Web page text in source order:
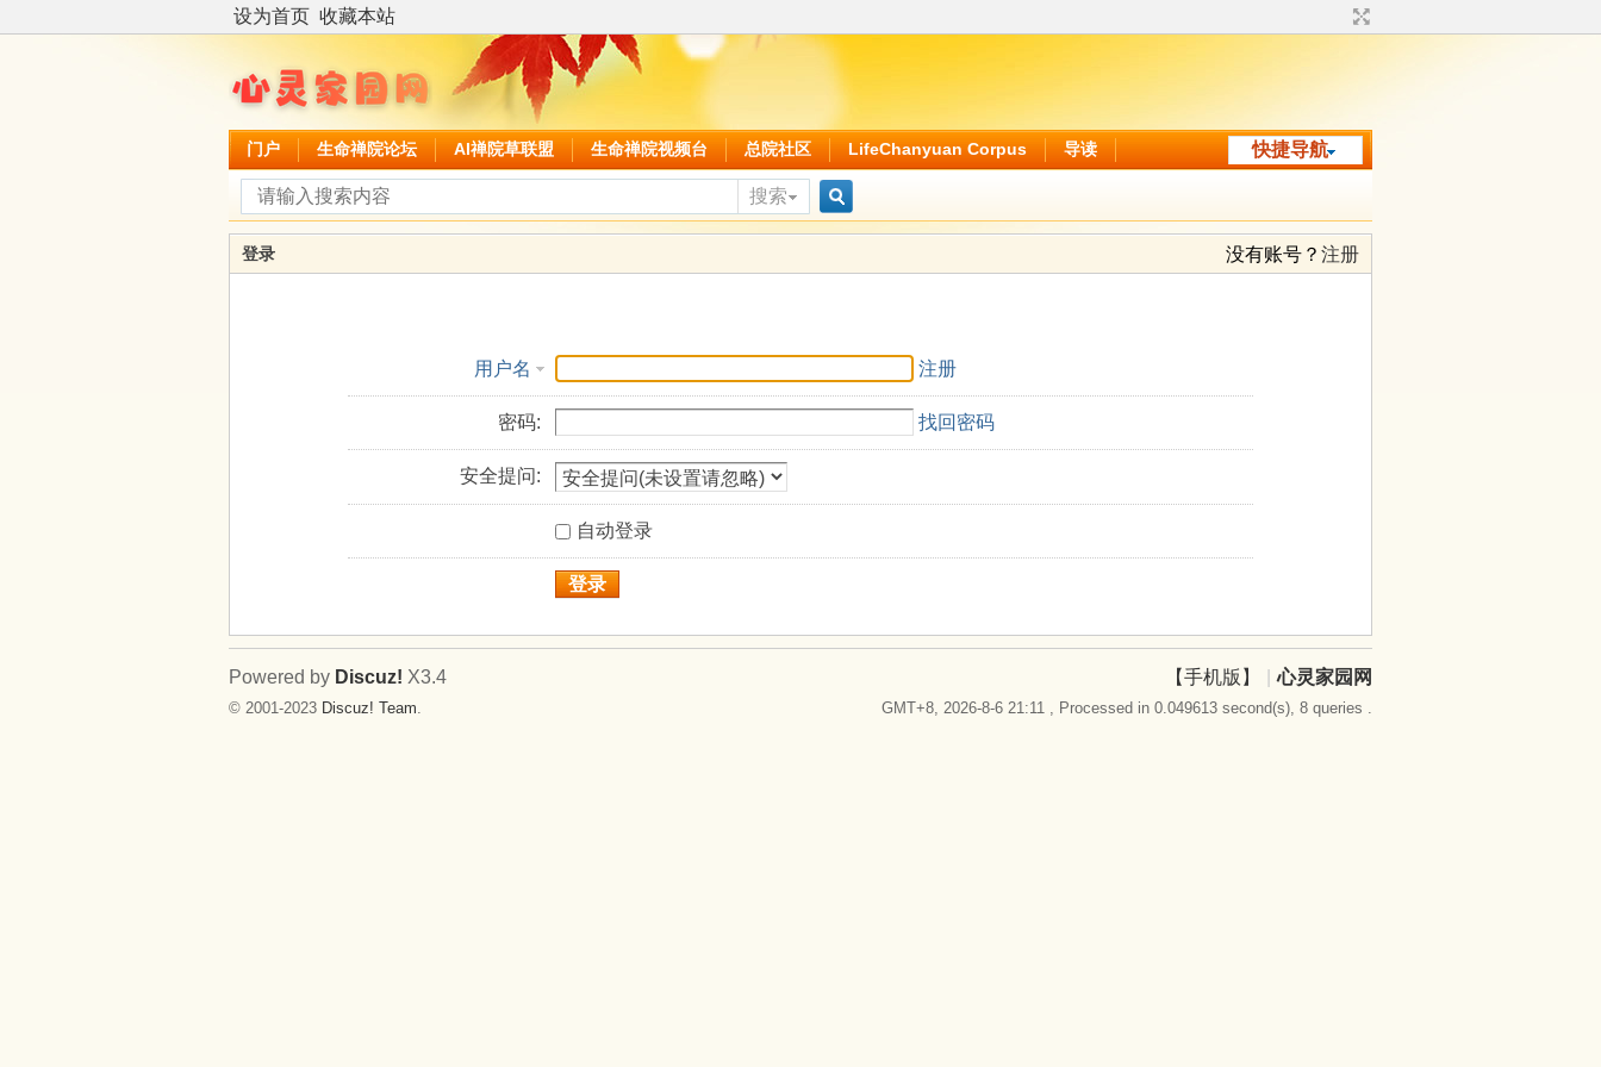
设为首页 收藏本站
快捷导航
门户 生命禅院论坛 AI禅院草联盟 生命禅院视频台 总院社区 LifeChanyuan Corpus 导读
搜索
搜
没有账号？ 注册
登录
用户名 注册
密码: 找回密码
安全提问:
自动登录
登录
【手机版】 心灵家园网
GMT+8, 2026-8-6 21:11 , Processed in 0.049613 second(s), 8 queries .
Powered by Discuz! X3.4
© 2001-2023 Discuz! Team.